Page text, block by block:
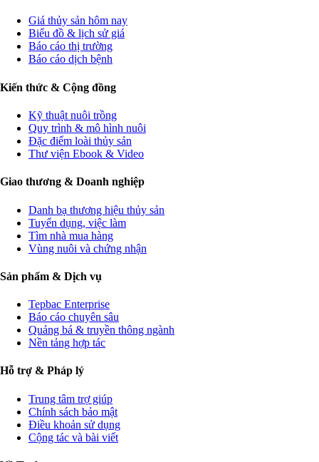
Giá thủy sản hôm nay
Biểu đồ & lịch sử giá
Báo cáo thị trường
Báo cáo dịch bệnh
Kiến thức & Cộng đồng
Kỹ thuật nuôi trồng
Quy trình & mô hình nuôi
Đặc điểm loài thủy sản
Thư viện Ebook & Video
Giao thương & Doanh nghiệp
Danh bạ thương hiệu thủy sản
Tuyển dụng, việc làm
Tìm nhà mua hàng
Vùng nuôi và chứng nhận
Sản phẩm & Dịch vụ
Tepbac Enterprise
Báo cáo chuyên sâu
Quảng bá & truyền thông ngành
Nền tảng hợp tác
Hỗ trợ & Pháp lý
Trung tâm trợ giúp
Chính sách bảo mật
Điều khoản sử dụng
Cộng tác và bài viết